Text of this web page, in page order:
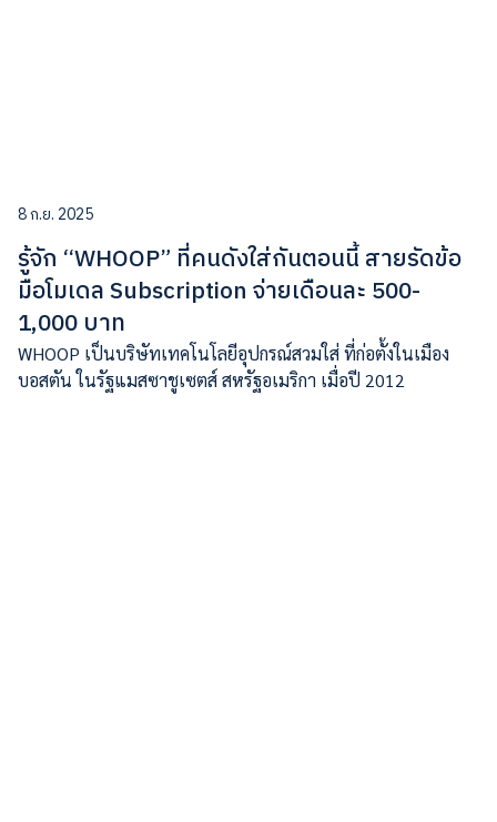
8 ก.ย. 2025
รู้จัก “WHOOP” ที่คนดังใส่กันตอนนี้ สายรัดข้อ
มือโมเดล Subscription จ่ายเดือนละ 500-
1,000 บาท
WHOOP เป็นบริษัทเทคโนโลยีอุปกรณ์สวมใส่ ที่ก่อตั้งในเมือง
บอสตัน ในรัฐแมสซาชูเซตส์ สหรัฐอเมริกา เมื่อปี 2012